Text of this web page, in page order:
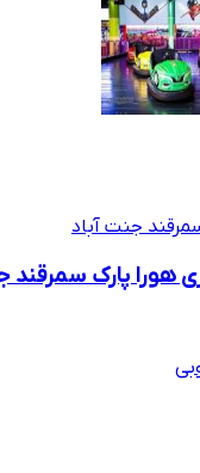
جنت آباد
پارک سمرقند جنت